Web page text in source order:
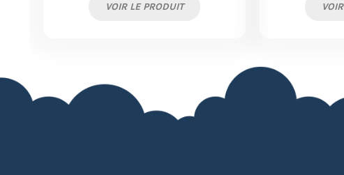
VOIR LE PRODUIT